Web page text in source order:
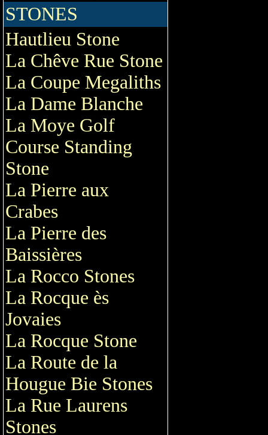
STONES
Hautlieu Stone
La Chêve Rue Stone
La Coupe Megaliths
La Dame Blanche
La Moye Golf
Course Standing
Stone
La Pierre aux
Crabes
La Pierre des
Baissières
La Rocco Stones
La Rocque ès
Jovaies
La Rocque Stone
La Route de la
Hougue Bie Stones
La Rue Laurens
Stones